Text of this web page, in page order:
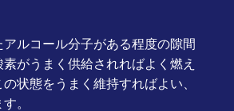
ルコール分子がある程度の隙間
がうまく供給されればよく燃え
状態をうまく維持すればよい、
。